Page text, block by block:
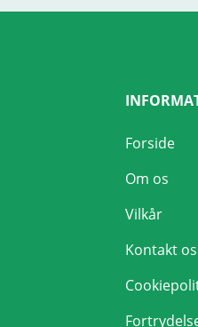
Forside
Om os
Vilkår
Kontakt os